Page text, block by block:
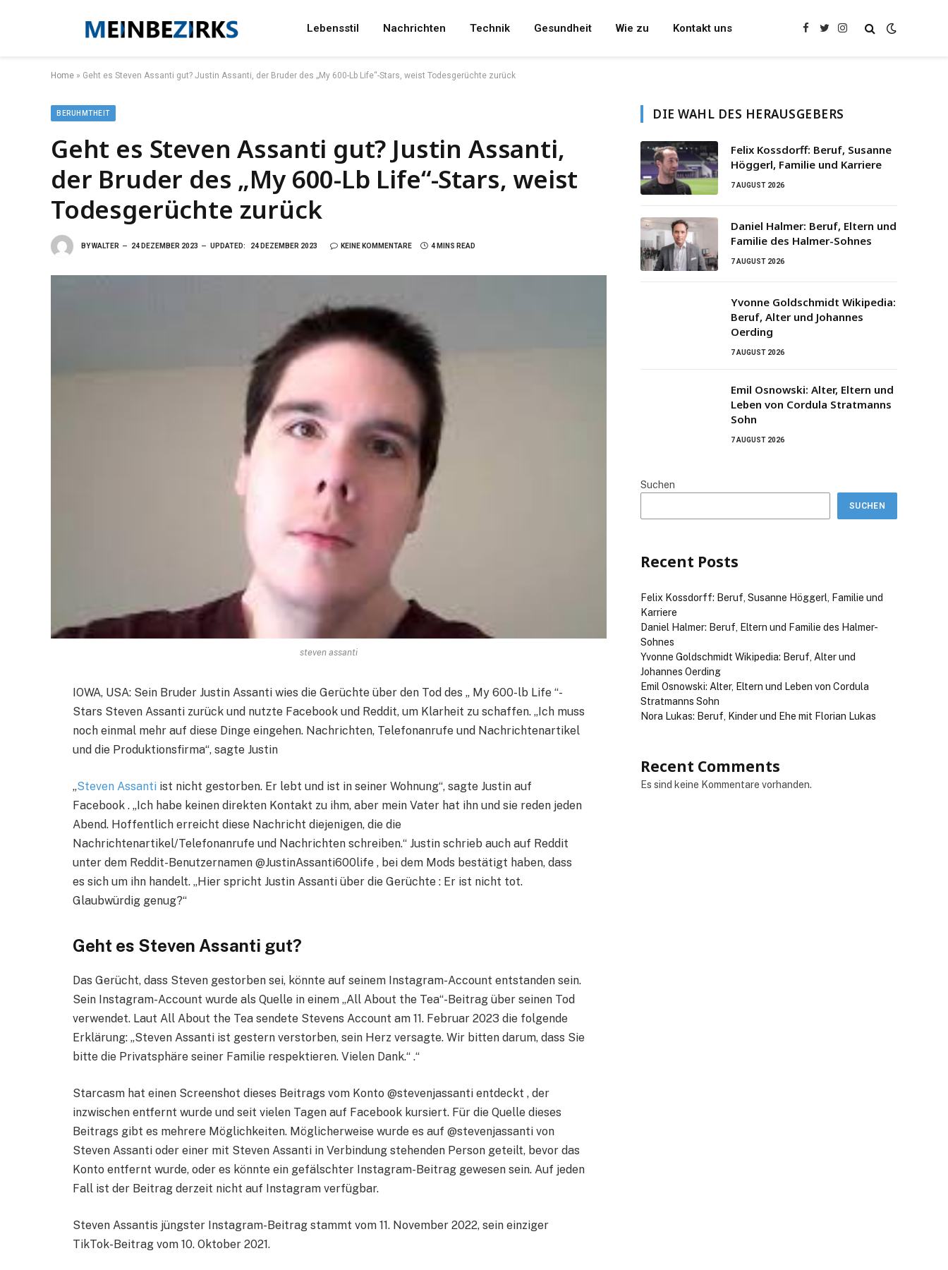
Lebensstil Nachrichten Technik Gesundheit Wie zu Kontakt uns Facebook
TwitterInstagram
Home » Geht es Steven Assanti gut? Justin Assanti, der Bruder des „My 600-Lb Life“-Stars, weist Todesgerüchte zurück
BERUHMTHEIT
Geht es Steven Assanti gut? Justin Assanti,
der Bruder des „My 600-Lb Life“-Stars, weist
Todesgerüchte zurück
BYWALTER 24 DEZEMBER 2023 UPDATED: 24 DEZEMBER 2023 KEINE KOMMENTARE 4 MINS READ
steven assanti
IOWA, USA: Sein Bruder Justin Assanti wies die Gerüchte über den Tod des „ My 600-lb Life “-
Stars Steven Assanti zurück und nutzte Facebook und Reddit, um Klarheit zu schaffen. „Ich muss
noch einmal mehr auf diese Dinge eingehen. Nachrichten, Telefonanrufe und Nachrichtenartikel
und die Produktionsfirma“, sagte Justin
„Steven Assanti ist nicht gestorben. Er lebt und ist in seiner Wohnung“, sagte Justin auf
Facebook . „Ich habe keinen direkten Kontakt zu ihm, aber mein Vater hat ihn und sie reden jeden
Abend. Hoffentlich erreicht diese Nachricht diejenigen, die die
Nachrichtenartikel/Telefonanrufe und Nachrichten schreiben.“ Justin schrieb auch auf Reddit
unter dem Reddit-Benutzernamen @JustinAssanti600life , bei dem Mods bestätigt haben, dass
es sich um ihn handelt. „Hier spricht Justin Assanti über die Gerüchte : Er ist nicht tot.
Glaubwürdig genug?“
Geht es Steven Assanti gut?
Das Gerücht, dass Steven gestorben sei, könnte auf seinem Instagram-Account entstanden sein.
Sein Instagram-Account wurde als Quelle in einem „All About the Tea“-Beitrag über seinen Tod
verwendet. Laut All About the Tea sendete Stevens Account am 11. Februar 2023 die folgende
Erklärung: „Steven Assanti ist gestern verstorben, sein Herz versagte. Wir bitten darum, dass Sie
bitte die Privatsphäre seiner Familie respektieren. Vielen Dank.“ .“
Starcasm hat einen Screenshot dieses Beitrags vom Konto @stevenjassanti entdeckt , der
inzwischen entfernt wurde und seit vielen Tagen auf Facebook kursiert. Für die Quelle dieses
Beitrags gibt es mehrere Möglichkeiten. Möglicherweise wurde es auf @stevenjassanti von
Steven Assanti oder einer mit Steven Assanti in Verbindung stehenden Person geteilt, bevor das
Konto entfernt wurde, oder es könnte ein gefälschter Instagram-Beitrag gewesen sein. Auf jeden
Fall ist der Beitrag derzeit nicht auf Instagram verfügbar.
Steven Assantis jüngster Instagram-Beitrag stammt vom 11. November 2022, sein einziger
TikTok-Beitrag vom 10. Oktober 2021.
DIE WAHL DES HERAUSGEBERS
Felix Kossdorff: Beruf, Susanne
Höggerl, Familie und Karriere
7 AUGUST 2026
Daniel Halmer: Beruf, Eltern und
Familie des Halmer-Sohnes
7 AUGUST 2026
Yvonne Goldschmidt Wikipedia:
Beruf, Alter und Johannes
Oerding
7 AUGUST 2026
Emil Osnowski: Alter, Eltern und
Leben von Cordula Stratmanns
Sohn
7 AUGUST 2026
Suchen
SUCHEN
Recent Posts
Felix Kossdorff: Beruf, Susanne Höggerl, Familie und
Karriere
Daniel Halmer: Beruf, Eltern und Familie des Halmer-
Sohnes
Yvonne Goldschmidt Wikipedia: Beruf, Alter und
Johannes Oerding
Emil Osnowski: Alter, Eltern und Leben von Cordula
Stratmanns Sohn
Nora Lukas: Beruf, Kinder und Ehe mit Florian Lukas
Recent Comments
Es sind keine Kommentare vorhanden.